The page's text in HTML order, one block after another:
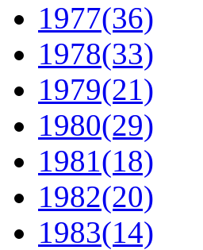
1977(36)
1978(33)
1979(21)
1980(29)
1981(18)
1982(20)
1983(14)